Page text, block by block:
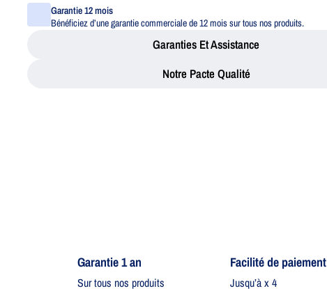
Garantie 12 mois
Bénéficiez d’une garantie commerciale de 12 mois sur tous nos produits.
Garanties Et Assistance
Notre Pacte Qualité
Garantie 1 an
Sur tous nos produits
Facilité de paiement
Jusqu’à x 4